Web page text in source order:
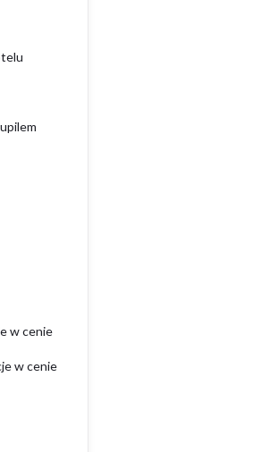
w cenie
w cenie